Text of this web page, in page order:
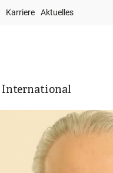
Karriere Aktuelles
International